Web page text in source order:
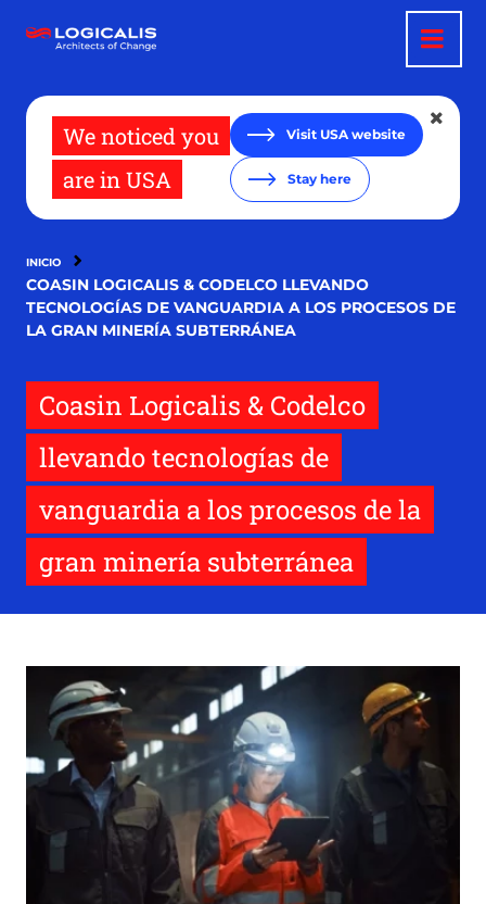
contenido
We noticed you
are in USA
Visit USA website
Stay here
INICIO
COASIN LOGICALIS & CODELCO LLEVANDO
TECNOLOGÍAS DE VANGUARDIA A LOS PROCESOS DE
LA GRAN MINERÍA SUBTERRÁNEA
Coasin Logicalis & Codelco
llevando tecnologías de
vanguardia a los procesos de la
gran minería subterránea